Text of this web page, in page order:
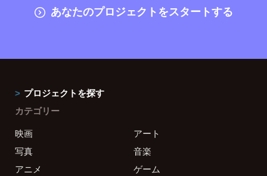
あなたのプロジェクトをスタートする
プロジェクトを探す
カテゴリー
映画
アート
写真
音楽
アニメ
ゲーム